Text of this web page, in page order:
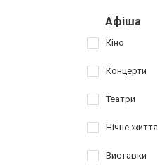
Афіша
Кіно
Концерти
Театри
Нічне життя
Виставки